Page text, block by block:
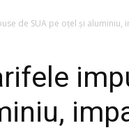
de SUA pe oțel și aluminiu,